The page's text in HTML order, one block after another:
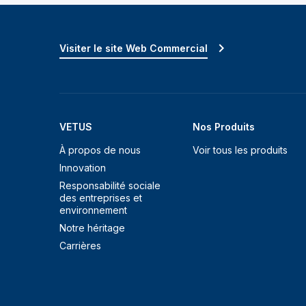
VETUS
À propos de nous
Innovation
Responsabilité sociale
des entreprises et
environnement
Notre héritage
Carrières
Nos Produits
Voir tous les produits
Visiter le site Web Commercial